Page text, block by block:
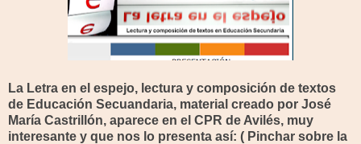
La Letra en el espejo, lectura y composición de textos
de Educación Secuandaria, material creado por José
María Castrillón, aparece en el CPR de Avilés, muy
interesante y que nos lo presenta así: ( Pinchar sobre la